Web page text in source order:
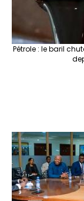
Pétrole : le baril